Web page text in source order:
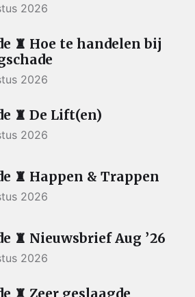
2026
♜ Hoe te handelen bij
2026
♜ De Lift(en)
2026
♜ Happen & Trappen
2026
♜ Nieuwsbrief Aug ’26
2026
♜ Zeer geslaagde